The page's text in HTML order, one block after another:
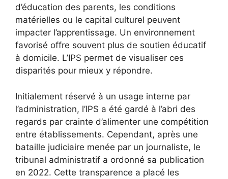
d’éducation des parents, les conditions
matérielles ou le capital culturel peuvent
impacter l’apprentissage. Un environnement
favorisé offre souvent plus de soutien éducatif
à domicile. L’IPS permet de visualiser ces
disparités pour mieux y répondre.
Initialement réservé à un usage interne par
l’administration, l’IPS a été gardé à l’abri des
regards par crainte d’alimenter une compétition
entre établissements. Cependant, après une
bataille judiciaire menée par un journaliste, le
tribunal administratif a ordonné sa publication
en 2022. Cette transparence a placé les